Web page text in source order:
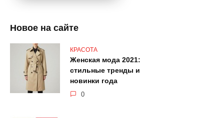
Новое на сайте
КРАСОТА
Женская мода 2021:
стильные тренды и
новинки года
0